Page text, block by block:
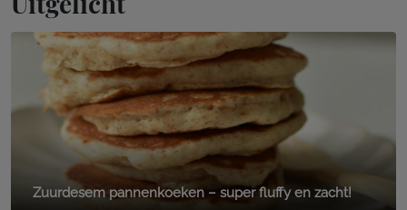
Zuurdesem pannenkoeken – super fluffy en zacht!